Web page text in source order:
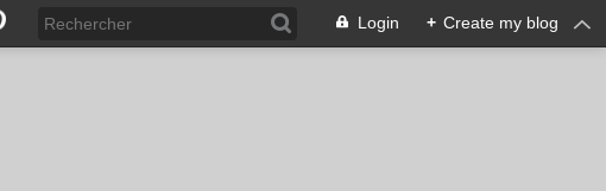
Login + Create my blog